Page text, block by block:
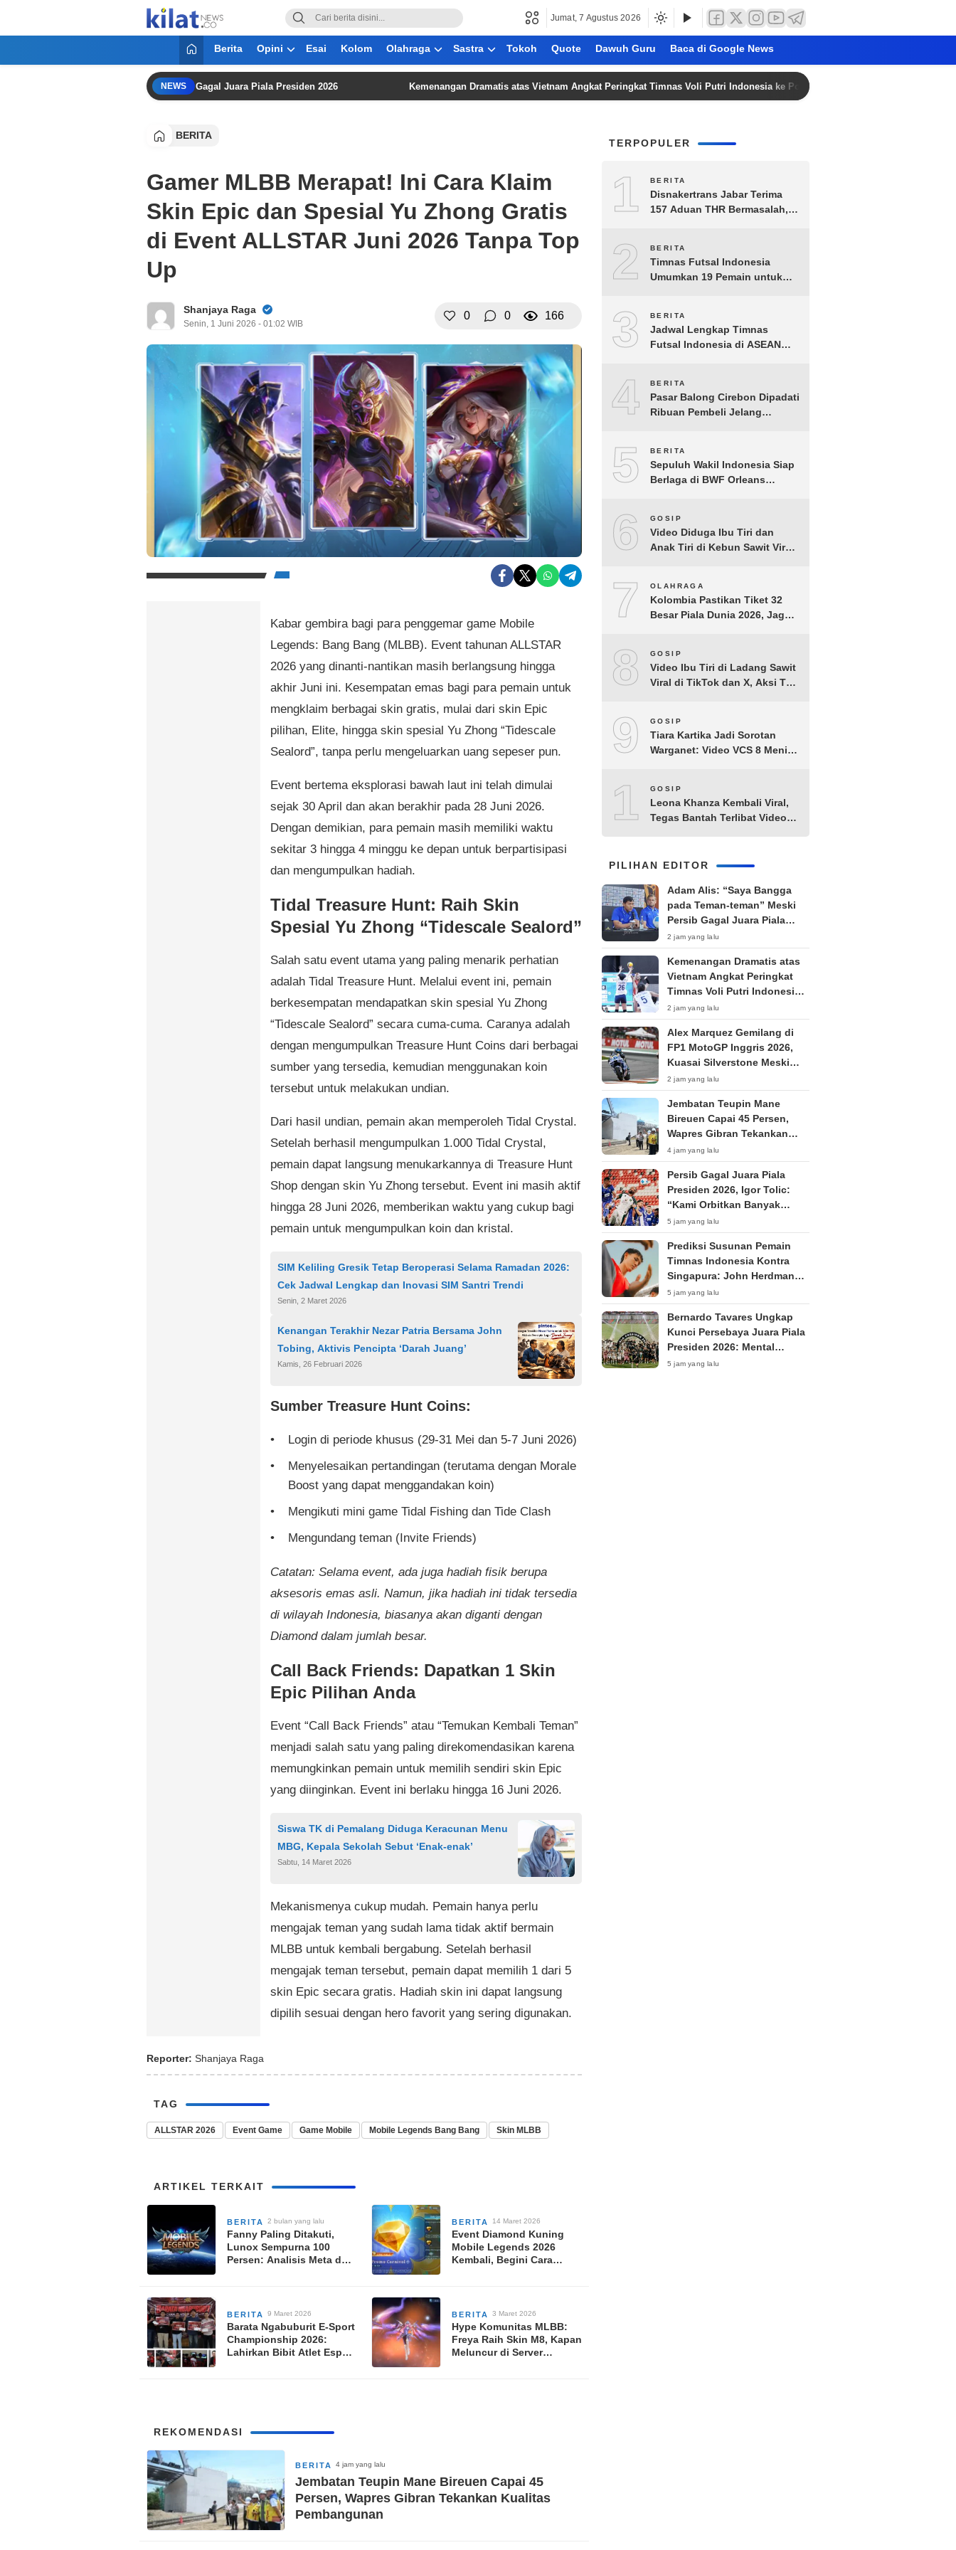
KilatNews.co
Mencerdaskan Anak Bangsa
Jumat, 7 Agustus 2026
Berita Opini Esai Kolom Olahraga Sastra Tokoh Quote Dawuh Guru Baca di Google News
NEWS
Teman-teman” Meski Persib Gagal Juara Piala Presiden 2026 Kemenangan Dramatis atas Vietnam Angkat Peringkat Timnas Voli Putri Indonesia ke Posisi 53 Dunia
BERITA
Gamer MLBB Merapat! Ini Cara Klaim
Skin Epic dan Spesial Yu Zhong Gratis
di Event ALLSTAR Juni 2026 Tanpa Top
Up
Shanjaya Raga
Senin, 1 Juni 2026 - 01:02 WIB
0 0 166
Kabar gembira bagi para penggemar game Mobile
Legends: Bang Bang (MLBB). Event tahunan ALLSTAR
2026 yang dinanti-nantikan masih berlangsung hingga
akhir Juni ini. Kesempatan emas bagi para pemain untuk
mengklaim berbagai skin gratis, mulai dari skin Epic
pilihan, Elite, hingga skin spesial Yu Zhong “Tidescale
Sealord”, tanpa perlu mengeluarkan uang sepeser pun.
Event bertema eksplorasi bawah laut ini telah dimulai
sejak 30 April dan akan berakhir pada 28 Juni 2026.
Dengan demikian, para pemain masih memiliki waktu
sekitar 3 hingga 4 minggu ke depan untuk berpartisipasi
dan mengumpulkan hadiah.
Tidal Treasure Hunt: Raih Skin
Spesial Yu Zhong “Tidescale Sealord”
Salah satu event utama yang paling menarik perhatian
adalah Tidal Treasure Hunt. Melalui event ini, pemain
berkesempatan mendapatkan skin spesial Yu Zhong
“Tidescale Sealord” secara cuma-cuma. Caranya adalah
dengan mengumpulkan Treasure Hunt Coins dari berbagai
sumber yang tersedia, kemudian menggunakan koin
tersebut untuk melakukan undian.
Dari hasil undian, pemain akan memperoleh Tidal Crystal.
Setelah berhasil mengumpulkan 1.000 Tidal Crystal,
pemain dapat langsung menukarkannya di Treasure Hunt
Shop dengan skin Yu Zhong tersebut. Event ini masih aktif
hingga 28 Juni 2026, memberikan waktu yang cukup bagi
pemain untuk mengumpulkan koin dan kristal.
SIM Keliling Gresik Tetap Beroperasi Selama Ramadan 2026:
Cek Jadwal Lengkap dan Inovasi SIM Santri Trendi
Senin, 2 Maret 2026
Kenangan Terakhir Nezar Patria Bersama John
Tobing, Aktivis Pencipta ‘Darah Juang’
Kamis, 26 Februari 2026
Sumber Treasure Hunt Coins:
Login di periode khusus (29-31 Mei dan 5-7 Juni 2026)
Menyelesaikan pertandingan (terutama dengan Morale
Boost yang dapat menggandakan koin)
Mengikuti mini game Tidal Fishing dan Tide Clash
Mengundang teman (Invite Friends)
Catatan: Selama event, ada juga hadiah fisik berupa
aksesoris emas asli. Namun, jika hadiah ini tidak tersedia
di wilayah Indonesia, biasanya akan diganti dengan
Diamond dalam jumlah besar.
Call Back Friends: Dapatkan 1 Skin
Epic Pilihan Anda
Event “Call Back Friends” atau “Temukan Kembali Teman”
menjadi salah satu yang paling direkomendasikan karena
memungkinkan pemain untuk memilih sendiri skin Epic
yang diinginkan. Event ini berlaku hingga 16 Juni 2026.
Siswa TK di Pemalang Diduga Keracunan Menu
MBG, Kepala Sekolah Sebut ‘Enak-enak’
Sabtu, 14 Maret 2026
Mekanismenya cukup mudah. Pemain hanya perlu
mengajak teman yang sudah lama tidak aktif bermain
MLBB untuk kembali bergabung. Setelah berhasil
mengajak teman tersebut, pemain dapat memilih 1 dari 5
skin Epic secara gratis. Hadiah skin ini dapat langsung
dipilih sesuai dengan hero favorit yang sering digunakan.
Reporter: Shanjaya Raga
TAG
ALLSTAR 2026 Event Game Game Mobile Mobile Legends Bang Bang Skin MLBB
ARTIKEL TERKAIT
BERITA 2 bulan yang lalu
Fanny Paling Ditakuti,
Lunox Sempurna 100
Persen: Analisis Meta dan
BERITA 14 Maret 2026
Event Diamond Kuning
Mobile Legends 2026
Kembali, Begini Cara
BERITA 9 Maret 2026
Barata Ngabuburit E-Sport
Championship 2026:
Lahirkan Bibit Atlet Esport
BERITA 3 Maret 2026
Hype Komunitas MLBB:
Freya Raih Skin M8, Kapan
Meluncur di Server
REKOMENDASI
BERITA 4 jam yang lalu
Jembatan Teupin Mane Bireuen Capai 45
Persen, Wapres Gibran Tekankan Kualitas
Pembangunan
TERPOPULER
1 BERITA
Disnakertrans Jabar Terima
157 Aduan THR Bermasalah,
2 BERITA
Timnas Futsal Indonesia
Umumkan 19 Pemain untuk
3 BERITA
Jadwal Lengkap Timnas
Futsal Indonesia di ASEAN
4 BERITA
Pasar Balong Cirebon Dipadati
Ribuan Pembeli Jelang
5 BERITA
Sepuluh Wakil Indonesia Siap
Berlaga di BWF Orleans
6 GOSIP
Video Diduga Ibu Tiri dan
Anak Tiri di Kebun Sawit Viral,
7 OLAHRAGA
Kolombia Pastikan Tiket 32
Besar Piala Dunia 2026, Jaga
8 GOSIP
Video Ibu Tiri di Ladang Sawit
Viral di TikTok dan X, Aksi Tak
9 GOSIP
Tiara Kartika Jadi Sorotan
Warganet: Video VCS 8 Menit
10
GOSIP
Leona Khanza Kembali Viral,
Tegas Bantah Terlibat Video
PILIHAN EDITOR
Adam Alis: “Saya Bangga
pada Teman-teman” Meski
Persib Gagal Juara Piala
Presiden 2026
2 jam yang lalu
Kemenangan Dramatis atas
Vietnam Angkat Peringkat
Timnas Voli Putri Indonesia
ke Posisi 53 Dunia
2 jam yang lalu
Alex Marquez Gemilang di
FP1 MotoGP Inggris 2026,
Kuasai Silverstone Meski
Sempat Terkendala Motor
2 jam yang lalu
Jembatan Teupin Mane
Bireuen Capai 45 Persen,
Wapres Gibran Tekankan
Kualitas Pembangunan
4 jam yang lalu
Persib Gagal Juara Piala
Presiden 2026, Igor Tolic:
“Kami Orbitkan Banyak
Pemain Muda”
5 jam yang lalu
Prediksi Susunan Pemain
Timnas Indonesia Kontra
Singapura: John Herdman
Siapkan Kejutan di Laga
Penentu?
5 jam yang lalu
Bernardo Tavares Ungkap
Kunci Persebaya Juara Piala
Presiden 2026: Mental
Pemain Tetap Tenang
5 jam yang lalu